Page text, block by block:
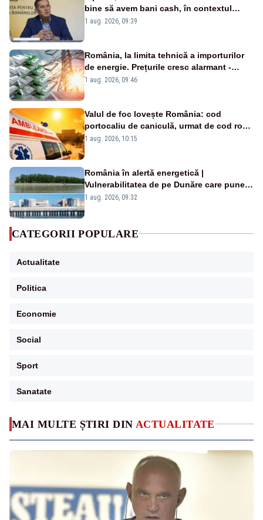
MAI MULTE ȘTIRI DIN ACTUALITATE
bine să avem bani cash, în contextul
alertei energetice?
1 aug. 2026, 09:39
România, la limita tehnică a importurilor
de energie. Prețurile cresc alarmant -
Analiză Realitatea Plus
1 aug. 2026, 09:46
Valul de foc lovește România: cod
portocaliu de caniculă, urmat de cod roșu
duminică. Temperaturile urcă spre 40°C
1 aug. 2026, 10:15
România în alertă energetică |
Vulnerabilitatea de pe Dunăre care pune
în pericol Centrala Cernavodă era
1 aug. 2026, 09:32
CATEGORII POPULARE
Actualitate
Politica
Economie
Social
Sport
Sanatate